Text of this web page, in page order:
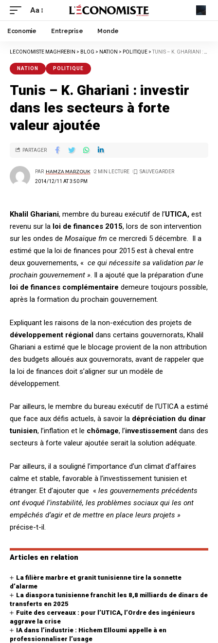
Aa
Economie Entreprise Monde
LECONOMISTE MAGHREBIN > BLOG > NATION > POLITIQUE >TUNIS – K. GHARIANI : INVESTIR DANS LES SECTEURS À FORTE VALEUR AJOUTÉE
NATION POLITIQUE
Tunis – K. Ghariani : investir
dans les secteurs à forte
valeur ajoutée
2014/12/11 AT 3:50 PM
PAR HAMZA MARZOUK 2 MIN LECTURE
PARTAGER
Khalil Ghariani, membre du bureau exécutif de l’UTICA, est
revenu sur la loi de finances 2015, lors de son intervention
sur les ondes de Mosaïque fm ce mercredi 5 décembre. Il a
estimé que la loi de finances pour 2015 est à cheval entre
deux gouvernements, « ce qui nécessite sa validation par le
prochain gouvernement ». Il a ajouté que la préparation d’une
loi de finances complémentaire demeure toujours possible,
après la formation du prochain gouvernement.
Expliquant les raisons de la non-exécution des projets de
développement régional dans certains gouvernorats, Khalil
Ghariani a estimé que le blocage provient de la non attribution
des budgets alloués aux gouvernorats, avant de rappeler que
la loi de finances doit s’aligner sur un modèle de
développement.
Par ailleurs, le membre du bureau exécutif de l’UTICA a estimé
que face aux défis actuels, à savoir la dépréciation du dinar
tunisien, l’inflation et le chômage, l’investissement dans des
secteurs à forte valeur ajoutée serait la solution adéquate.
Par ailleurs, il a souligné l’importance d’un climat d’affaires
calme et stable, favorable à l’investissement tunisien et
étranger. Et d’ajouter que « les gouvernements précédents
ont évoqué l’instabilité, les problèmes sociaux qui les ont
empêchés d’agir et de mettre en place leurs projets »
précise-t-il.
Articles en relation
La filière marbre et granit tunisienne tire la sonnette
d’alarme
La diaspora tunisienne franchit les 8,8 milliards de dinars de
transferts en 2025
Fuite des cerveaux : pour l’UTICA, l’Ordre des ingénieurs
aggrave la crise
IA dans l’industrie : Hichem Elloumi appelle à en
professionnaliser l’usage